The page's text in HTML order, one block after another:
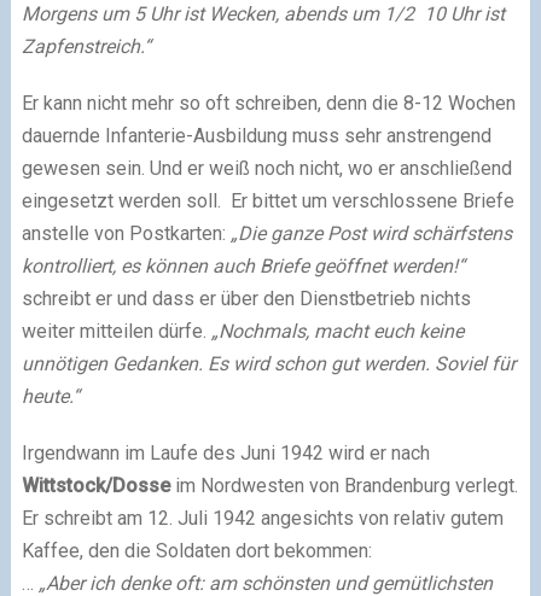
Morgens um 5 Uhr ist Wecken, abends um 1/2 10 Uhr ist
Zapfenstreich.“
Er kann nicht mehr so oft schreiben, denn die 8-12 Wochen
dauernde Infanterie-Ausbildung muss sehr anstrengend
gewesen sein. Und er weiß noch nicht, wo er anschließend
eingesetzt werden soll. Er bittet um verschlossene Briefe
anstelle von Postkarten: „Die ganze Post wird schärfstens
kontrolliert, es können auch Briefe geöffnet werden!“
schreibt er und dass er über den Dienstbetrieb nichts
weiter mitteilen dürfe. „Nochmals, macht euch keine
unnötigen Gedanken. Es wird schon gut werden. Soviel für
heute.“
Irgendwann im Laufe des Juni 1942 wird er nach
Wittstock/Dosseim Nordwesten von Brandenburg verlegt.
Er schreibt am 12. Juli 1942 angesichts von relativ gutem
Kaffee, den die Soldaten dort bekommen:
„Aber ich denke oft: am schönsten und gemütlichsten